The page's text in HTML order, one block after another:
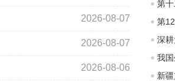
2026-08-07
2026-08-07
2026-08-06
第
第
深
我
新